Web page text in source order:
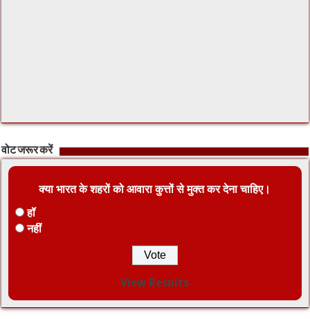
वोट जरूर करें
क्या भारत के शहरों को आवारा कुत्तों से मुक्त कर देना चाहिए।
हॉ
नहीं
View Results